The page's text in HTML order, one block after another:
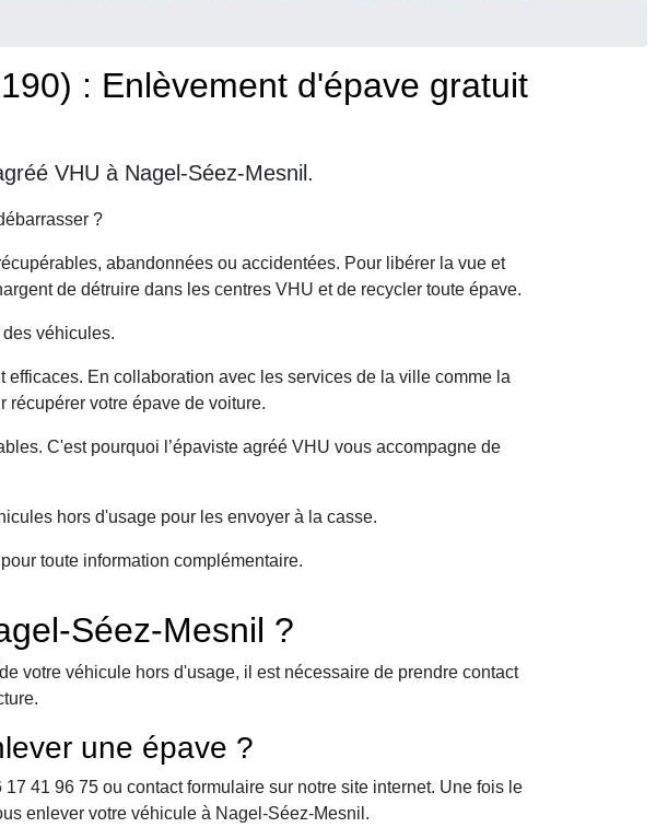
: Enlèvement d'épave gratuit
VHU à Nagel-Séez-Mesnil.
?
abandonnées ou accidentées. Pour libérer la vue et
de détruire dans les centres VHU et de recycler toute épave.
véhicules.
En collaboration avec les services de la ville comme la
récupérer votre épave de voiture.
C'est pourquoi l’épaviste agréé VHU vous accompagne de
hors d'usage pour les envoyer à la casse.
toute information complémentaire.
Séez-Mesnil ?
votre véhicule hors d'usage, il est nécessaire de prendre contact
une épave ?
41 96 75 ou contact formulaire sur notre site internet. Une fois le
enlever votre véhicule à Nagel-Séez-Mesnil.